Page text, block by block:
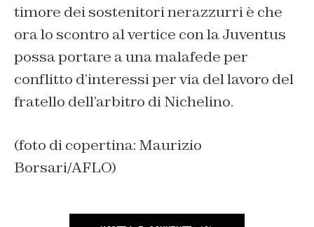
timore dei sostenitori nerazzurri è che
ora lo scontro al vertice con la Juventus
possa portare a una malafede per
conflitto d’interessi per via del lavoro del
fratello dell’arbitro di Nichelino.
(foto di copertina: Maurizio
Borsari/AFLO)